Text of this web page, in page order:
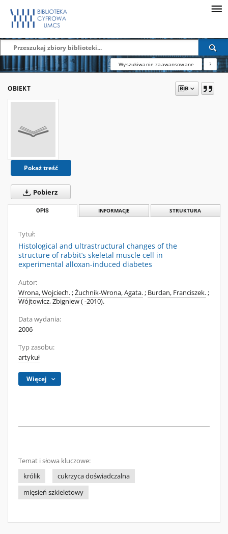
Wyszukiwanie zaawansowane ?
OBIEKT
Pokaż treść
Pobierz
OPIS INFORMACJE STRUKTURA
Tytuł:
Histological and ultrastructural changes of the
structure of rabbit’s skeletal muscle cell in
experimental alloxan-induced diabetes
Autor:
Wrona, Wojciech.;Żuchnik-Wrona, Agata.; Burdan, Franciszek.;
Wójtowicz, Zbigniew ( -2010).
Data wydania:
2006
Typ zasobu:
artykuł
Więcej
Temat i słowa kluczowe:
królik
cukrzyca doświadczalna
mięsień szkieletowy